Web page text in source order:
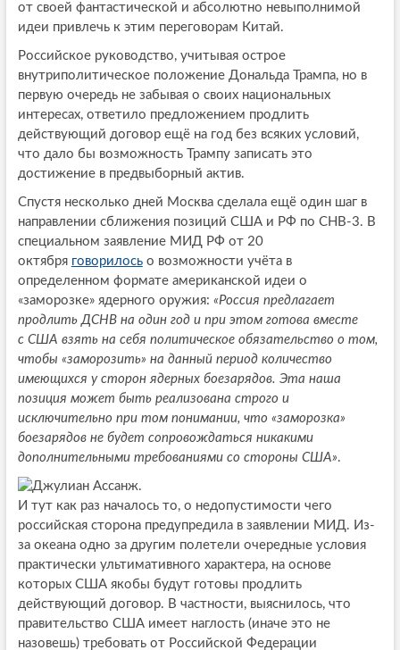
от своей фантастической и абсолютно невыполнимой
идеи привлечь к этим переговорам Китай.
Российское руководство, учитывая острое
внутриполитическое положение Дональда Трампа, но в
первую очередь не забывая о своих национальных
интересах, ответило предложением продлить
действующий договор ещё на год без всяких условий,
что дало бы возможность Трампу записать это
достижение в предвыборный актив.
Спустя несколько дней Москва сделала ещё один шаг в
направлении сближения позиций США и РФ по СНВ-3. В
специальном заявление МИД РФ от 20
октября говорилосьо возможности учёта в
определенном формате американской идеи о
«заморозке» ядерного оружия: «Россия предлагает
продлить ДСНВ на один год и при этом готова вместе
с США взять на себя политическое обязательство о том,
чтобы «заморозить» на данный период количество
имеющихся у сторон ядерных боезарядов. Эта наша
позиция может быть реализована строго и
исключительно при том понимании, что «заморозка»
боезарядов не будет сопровождаться никакими
дополнительными требованиями со стороны США».
И тут как раз началось то, о недопустимости чего
российская сторона предупредила в заявлении МИД. Из-
за океана одно за другим полетели очередные условия
практически ультимативного характера, на основе
которых США якобы будут готовы продлить
действующий договор. В частности, выяснилось, что
правительство США имеет наглость (иначе это не
назовешь) требовать от Российской Федерации